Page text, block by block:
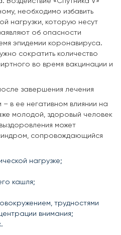
необходимо избавить
нагрузки, которую несут
об опасности
эпидемии коронавируса.
сократить количество
во время вакцинации и
завершения лечения
в ее негативном влиянии на
молодой, здоровый человек
может
сопровождающийся
нагрузке;
кашля;
трудностями
внимания;